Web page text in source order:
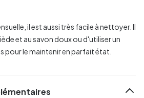
il est aussi très facile à nettoyer. Il
et au savon doux ou d'utiliser un
le maintenir en parfait état.